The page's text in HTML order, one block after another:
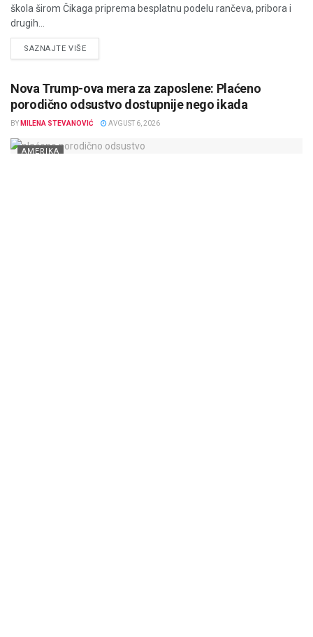
škola širom Čikaga priprema besplatnu podelu rančeva, pribora i
drugih...
SAZNAJTE VIŠEDETAILS
Nova Trump-ova mera za zaposlene: Plaćeno
porodično odsustvo dostupnije nego ikada
BY MILENA STEVANOVIĆ AVGUST 6, 2026
AMERIKA